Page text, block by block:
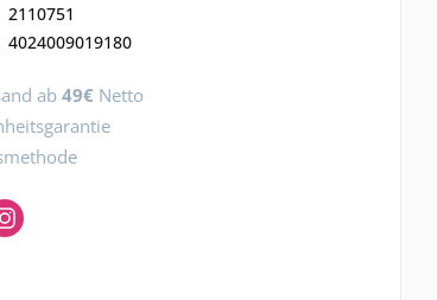
2110751
4024009019180
ab 49€ Netto